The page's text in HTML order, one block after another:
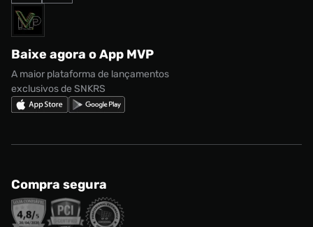
Acessórios
Marcas
adidas Campus
Nike Shox
Política de privacidade
Regulamento CRM/ CASHBACK
Regulamento Cupom
Solicite seus dados
Baixe agora o App MVP
A maior plataforma de lançamentos
exclusivos de SNKRS
Compra segura